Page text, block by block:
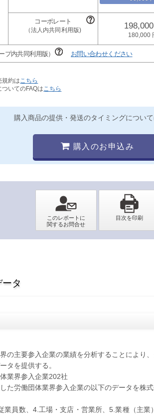
198,000
180,000
プ内共同利用版） お問い合わせください
規約は こちら
いてのFAQは こちら
購入商品の提供・発送のタイミングについ
購入のお申込み
タ
の主要参入企業の業績を分析することにより
タを提供する。
業界参入企業202社
た労働団体業界参入企業の以下のデータを株
業員数、4.工場・支店・営業所、5.業種（主